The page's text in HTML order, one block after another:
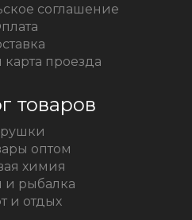
соглашение
карта проезда
товаров
оптом
химия
и рыбалка
и отдых